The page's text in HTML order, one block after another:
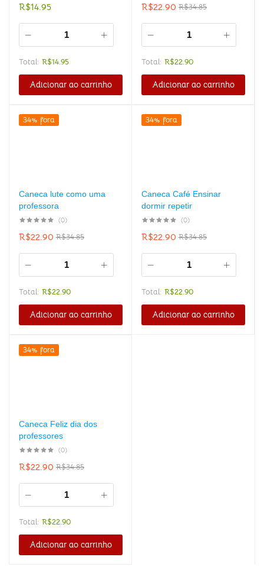
R$14.95
Total: R$14.95
Adicionar ao carrinho
R$34.85
R$22.90
Total: R$22.90
Adicionar ao carrinho
34% fora
Caneca lute como uma
professora
(0)
R$34.85
R$22.90
Total: R$22.90
Adicionar ao carrinho
34% fora
Caneca Café Ensinar
dormir repetir
(0)
R$34.85
R$22.90
Total: R$22.90
Adicionar ao carrinho
34% fora
Caneca Feliz dia dos
professores
(0)
R$34.85
R$22.90
Total: R$22.90
Adicionar ao carrinho